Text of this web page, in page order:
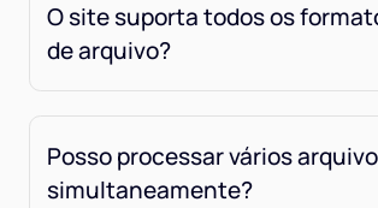
O site suporta todos os
de arquivo?
Posso processar vários
simultaneamente?